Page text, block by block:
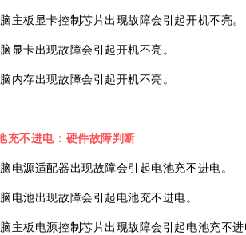
板显卡控制芯片出现故障会引起开机不亮。
卡出现故障会引起开机不亮。
存出现故障会引起开机不亮。
充不进电：硬件故障判断
源适配器出现故障会引起电池充不进电。
池出现故障会引起电池充不进电。
主板电源控制芯片出现故障会引起电池充不